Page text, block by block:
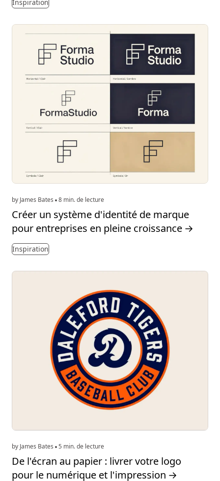
Inspiration
by James Bates 8 min. de lecture
Créer un système d'identité de marque
pour entreprises en pleine croissance →
Inspiration
by James Bates 5 min. de lecture
De l'écran au papier : livrer votre logo
pour le numérique et l'impression →